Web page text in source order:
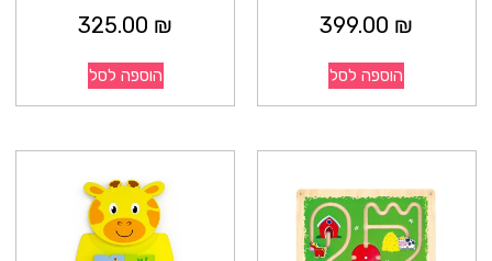
399.00 ₪
הוספה לסל
325.00 ₪
הוספה לסל